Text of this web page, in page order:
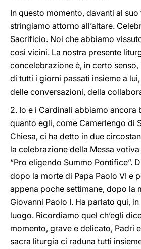
In questo momento, davanti al
stringiamo attorno all’altare.
Sacrificio. Noi che abbiamo
così vicini. La nostra presente
concelebrazione è, in certo
di tutti i giorni passati insieme a
delle conversazioni, della
2. Io e i Cardinali abbiamo ancora
quanto egli, come Camerlengo di
Chiesa, ci ha detto in due
la celebrazione della Messa
“Pro eligendo Summo Pontifice”.
dopo la morte di Papa Paolo VI e
appena poche settimane, dopo la
Giovanni Paolo I. Ha parlato qui,
luogo. Ricordiamo quel ch’egli
momento, grave e delicato, Padri
sacra liturgia ci raduna tutti